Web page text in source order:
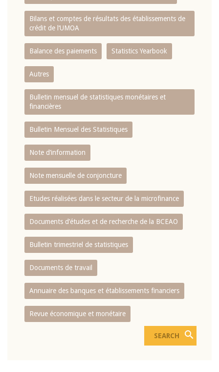
Bilans et comptes de résultats des établissements de
crédit de l‘UMOA
Balance des paiements Statistics Yearbook
Autres
Bulletin mensuel de statistiques monétaires et
financières
Bulletin Mensuel des Statistiques
Note d’information
Note mensuelle de conjoncture
Etudes réalisées dans le secteur de la microfinance
Documents d’études et de recherche de la BCEAO
Bulletin trimestriel de statistiques
Documents de travail
Annuaire des banques et établissements financiers
Revue économique et monétaire